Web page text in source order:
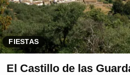
FIESTAS
El Castillo de las